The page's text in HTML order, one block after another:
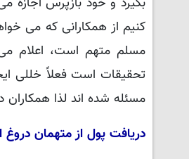
کنیم از همکارانی که می
مسلم متهم است، اعلام
تحقیقات است فعلاً خللی
مسئله شده اند لذا همکاران
دریافت پول از متهمان